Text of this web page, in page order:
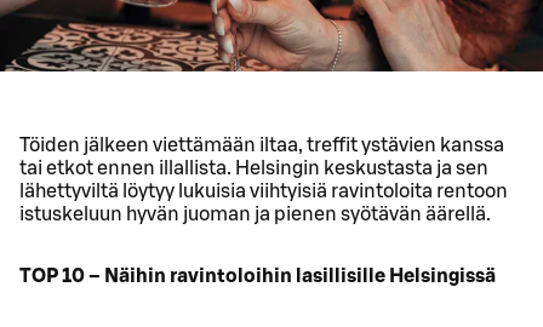
Töiden jälkeen viettämään iltaa, treffit ystävien kanssa
tai etkot ennen illallista. Helsingin keskustasta ja sen
lähettyviltä löytyy lukuisia viihtyisiä ravintoloita rentoon
istuskeluun hyvän juoman ja pienen syötävän äärellä.
TOP 10 – Näihin ravintoloihin lasillisille Helsingissä